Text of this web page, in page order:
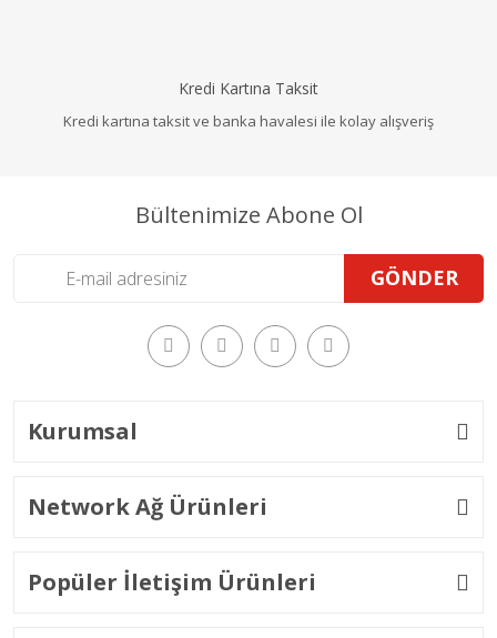
Kredi Kartına Taksit
Kredi kartına taksit ve banka havalesi ile kolay alışveriş
Bültenimize Abone Ol
GÖNDER
Kurumsal
Network Ağ Ürünleri
Popüler İletişim Ürünleri